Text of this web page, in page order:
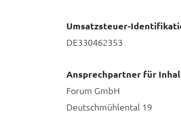
Umsatzsteuer-
DE330462353
Ansprechpartner für
Forum GmbH
Deutschmühlental 19